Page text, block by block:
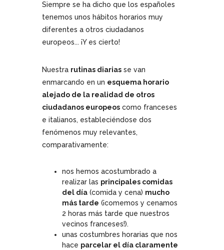
Siempre se ha dicho que los españoles
tenemos unos hábitos horarios muy
diferentes a otros ciudadanos
europeos... ¡Y es cierto!
Nuestra rutinas diarias se van
enmarcando en un esquema horario
alejado de la realidad de otros
ciudadanos europeos como franceses
e italianos, estableciéndose dos
fenómenos muy relevantes,
comparativamente:
nos hemos acostumbrado a
realizar las principales comidas
del día (comida y cena) mucho
más tarde (¡comemos y cenamos
2 horas más tarde que nuestros
vecinos franceses!).
unas costumbres horarias que nos
hace parcelar el día claramente